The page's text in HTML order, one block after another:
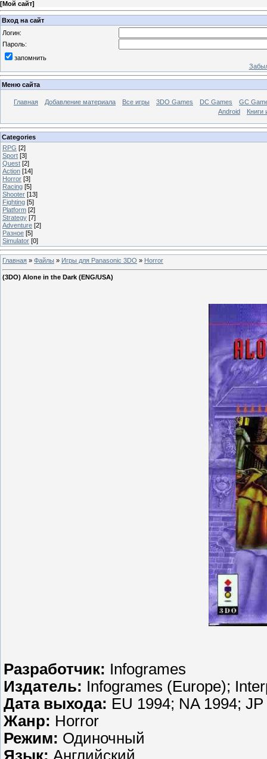
[Мой сайт]
Вход на сайт
Логин:
Пароль:
запомнить
Меню сайта
Главная Добавление материала Все игры 3DO Games DC Games
GC
Android
Книги
Categories
RPG [2]
Sport [3]
Quest [2]
Action [14]
Horror [3]
Racing [5]
Shooter [13]
Fighting [5]
Platform [2]
Strategy [7]
Adventure [2]
Разное [5]
Simulator [0]
Главная » Файлы » Игры для Panasonic 3DO » Horror
(3DO) Alone in the Dark (ENG/USA)
Разработчик: Infogrames
Издатель: Infogrames (Europe);
Дата выхода: EU 1994; NA 1994;
Жанр: Horror
Режим: Одиночный
Язык: Английский